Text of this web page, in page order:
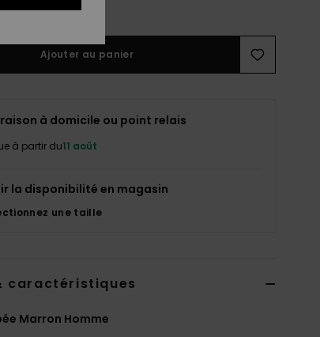
des tailles
Ajouter au panier
à domicile ou point relais
à partir du11 août
la disponibilité en magasin
une taille
caractéristiques
Marron Homme